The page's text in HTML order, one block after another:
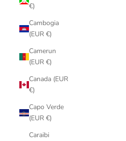
€)
Cambogia
(EUR €)
Camerun
(EUR €)
Canada (EUR
€)
Capo Verde
(EUR €)
Caraibi